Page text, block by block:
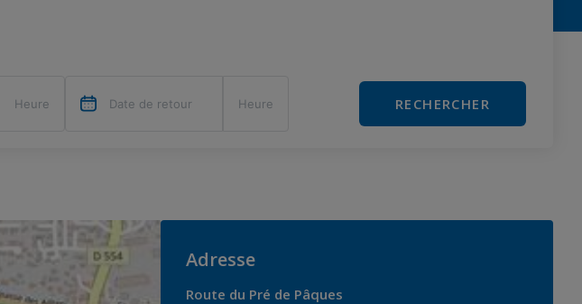
RECHERCHER
Adresse
Route du Pré de Pâques